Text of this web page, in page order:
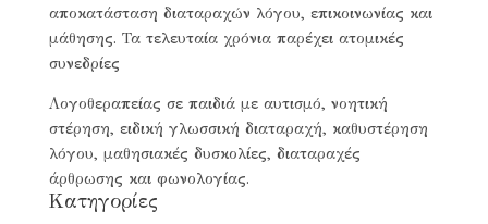
αποκατάσταση διαταραχών λόγου, επικοινωνίας και
μάθησης. Τα τελευταία χρόνια παρέχει ατομικές
συνεδρίες
Λογοθεραπείας σε παιδιά με αυτισμό, νοητική
στέρηση, ειδική γλωσσική διαταραχή, καθυστέρηση
λόγου, μαθησιακές δυσκολίες, διαταραχές
άρθρωσης και φωνολογίας.
Kατηγορίες